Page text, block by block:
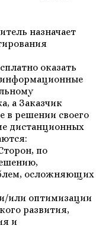
назначает
оказать
информационные
а Заказчик
в решении своего
дистанционных
по
осложняющих
или оптимизации
развития,
и